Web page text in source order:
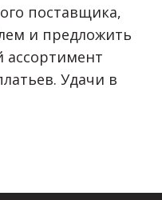
поставщика,
и предложить
Удачи в